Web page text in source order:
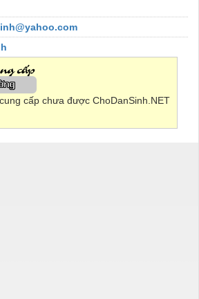
cấp chưa được ChoDanSinh.NET